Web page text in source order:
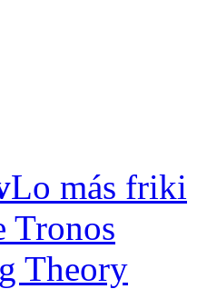
Lo más friki
Tronos
Theory